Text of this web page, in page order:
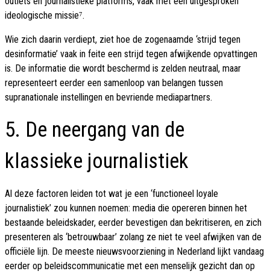
ideologische missie⁷.
Wie zich daarin verdiept, ziet hoe de zogenaamde ‘strijd tegen
desinformatie’ vaak in feite een strijd tegen afwijkende opvattingen
is. De informatie die wordt beschermd is zelden neutraal, maar
representeert eerder een samenloop van belangen tussen
supranationale instellingen en bevriende mediapartners.
5. De neergang van de
klassieke journalistiek
Al deze factoren leiden tot wat je een ‘functioneel loyale
journalistiek’ zou kunnen noemen: media die opereren binnen het
bestaande beleidskader, eerder bevestigen dan bekritiseren, en zich
presenteren als ‘betrouwbaar’ zolang ze niet te veel afwijken van de
officiële lijn. De meeste nieuwsvoorziening in Nederland lijkt vandaag
eerder op beleidscommunicatie met een menselijk gezicht dan op